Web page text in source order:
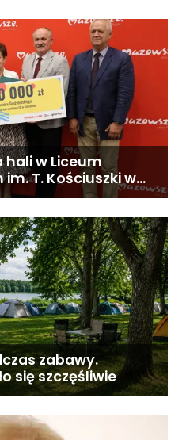
hali w Liceum
T. Kościuszki w
zabawy.
się szczęśliwie